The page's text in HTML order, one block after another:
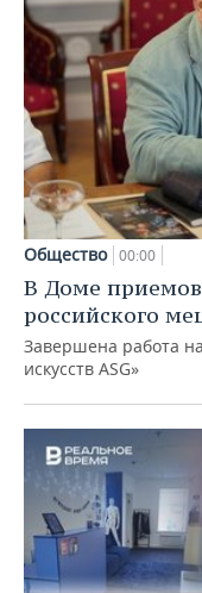
Общество 00:00
В Доме
российского
Завершена работа
искусств ASG»